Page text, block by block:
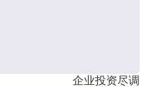
企业投资尽调